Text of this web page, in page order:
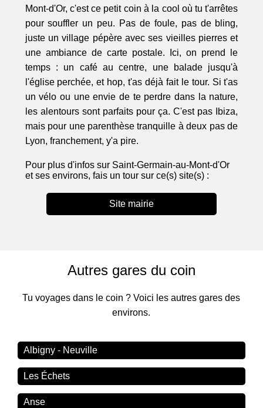
Mont-d'Or, c'est ce petit coin à la cool où tu t'arrêtes
pour souffler un peu. Pas de foule, pas de bling,
juste un village pépère avec ses vieilles pierres et
une ambiance de carte postale. Ici, on prend le
temps : un café au centre, une balade jusqu'à
l'église perchée, et hop, t'as déjà fait le tour. Si t'as
un vélo ou une envie de te perdre dans la nature,
les alentours sont parfaits pour ça. C'est pas Ibiza,
mais pour une parenthèse tranquille à deux pas de
Lyon, franchement, y'a pire.
Pour plus d'infos sur Saint-Germain-au-Mont-d'Or
et ses environs, fais un tour sur ce(s) site(s) :
Site mairie
Autres gares du coin
Tu voyages dans le coin ? Voici les autres gares des
environs.
Albigny - Neuville
Les Échets
Anse